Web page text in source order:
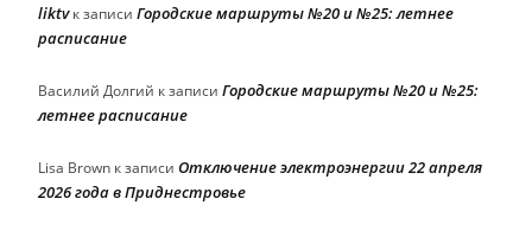
liktvк записи Городские маршруты №20 и №25: летнее
расписание
Василий Долгий к записи Городские маршруты №20 и №25:
летнее расписание
Lisa Brown к записи Отключение электроэнергии 22 апреля
2026 года в Приднестровье